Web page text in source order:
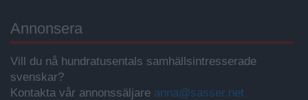
Annonsera
Vill du nå hundratusentals samhällsintresserade
svenskar?
Kontakta vår annonssäljare anna@sasser.net